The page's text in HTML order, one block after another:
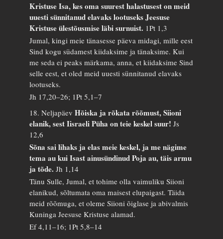
Kristuse Isa, kes oma suurest halastusest on meid
uuesti sünnitanud elavaks lootuseks Jeesuse
Kristuse ülestõusmise läbi surnuist. 1Pt 1,3
Jumal, kingi meie tänasesse päeva midagi, mille eest
Sind kogu südamest kiidaksime ja tänaksime. Kui
me seda ei peaks märkama, anna, et kiidaksime Sind
selle eest, et oled meid uuesti sünnitanud elavaks
lootuseks.
Jh 17,20–26; 1Pt 5,1–7
18. NeljapäevHõiska ja rõkata rõõmust, Siioni
elanik, sest Iisraeli Püha on teie keskel suur!Js
12,6
Sõna sai lihaks ja elas meie keskel, ja me nägime
tema au kui Isast ainusündinud Poja au, täis armu
ja tõde.Jh 1,14
Tänu Sulle, Jumal, et tohime olla vaimuliku Siioni
elanikud, sõltumata oma maisest elupaigast. Täida
meid rõõmuga, et oleme Siioni õiglase ja abivalmis
Kuninga Jeesuse Kristuse alamad.
Ef 4,11–16; 1Pt 5,8–14